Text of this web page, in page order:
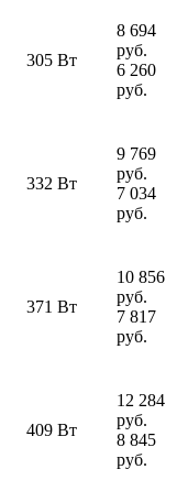
305 Вт
8 694
руб.
6 260
руб.
332 Вт
9 769
руб.
7 034
руб.
371 Вт
10 856
руб.
7 817
руб.
409 Вт
12 284
руб.
8 845
руб.